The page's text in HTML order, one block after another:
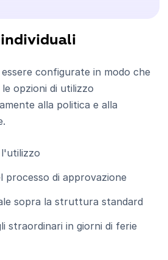
individuali
configurate in modo che
opzioni di utilizzo
alla politica e alla
processo di approvazione
sopra la struttura standard
straordinari in giorni di ferie